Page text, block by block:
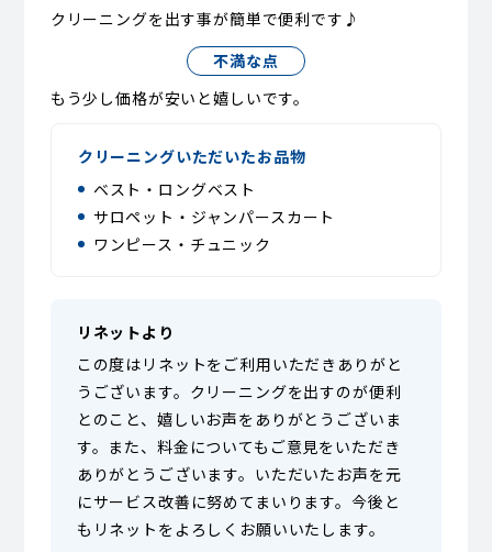
クリーニングを出す事が簡単で便利です♪
不満な点
もう少し価格が安いと嬉しいです。
クリーニングいただいたお品物
ベスト・ロングベスト
サロペット・ジャンパースカート
ワンピース・チュニック
リネットより
この度はリネットをご利用いただきありがと
うございます。クリーニングを出すのが便利
とのこと、嬉しいお声をありがとうございま
す。また、料金についてもご意見をいただき
ありがとうございます。いただいたお声を元
にサービス改善に努めてまいります。今後と
もリネットをよろしくお願いいたします。